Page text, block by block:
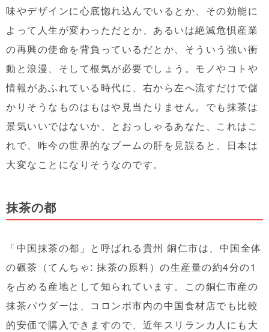
味やデザインに心底惚れ込んでいるとか、その効能に
よって人生が変わっただとか、あるいは絶滅危惧産業
の再興の使命を背負っているだとか、そういう強い衝
動と浪漫、そして根気が必要でしょう。モノやコトや
情報があふれている時代に、右から左へ流すだけで儲
かりそうなものはもはや見当たりません。でも抹茶は
景気いいではないか、とおっしゃるあなた、これはこ
れで、昨今の世界的なブームの肝を見誤ると、日本は
大変なことになりそうなのです。
抹茶の都
「中国抹茶の都」と呼ばれる貴州 銅仁市は、中国全体
の碾茶（てんちゃ: 抹茶の原料）の生産量の約4分の1
を占める産地として知られています。この銅仁市産の
抹茶パウダーは、コロンボ市内の中国食材店でも比較
的安価で購入できますので、近年スリランカ人にも大